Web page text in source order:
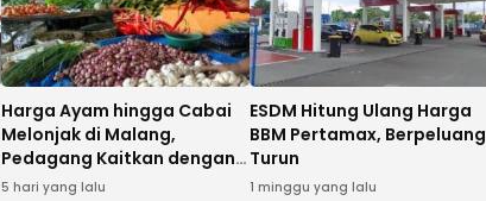
Harga Ayam hingga Cabai
Melonjak di Malang,
Pedagang Kaitkan dengan
MBG dan Tahun Ajaran Baru
5 hari yang lalu
ESDM Hitung Ulang Harga
BBM Pertamax, Berpeluang
Turun
1 minggu yang lalu